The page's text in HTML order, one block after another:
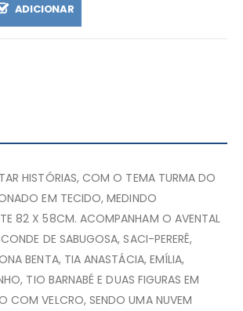
ADICIONAR
HISTÓRIAS, COM O TEMA TURMA DO
EM TECIDO, MEDINDO
82 X 58CM. ACOMPANHAM O AVENTAL
DE SABUGOSA, SACI-PERERÊ,
BENTA, TIA ANASTÁCIA, EMÍLIA,
TIO BARNABÉ E DUAS FIGURAS EM
COM VELCRO, SENDO UMA NUVEM